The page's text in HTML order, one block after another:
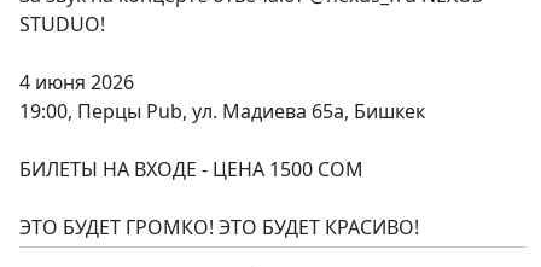
STUDUO!
4 июня 2026
19:00, Перцы Pub, ул. Мадиева 65а, Бишкек
БИЛЕТЫ НА ВХОДЕ - ЦЕНА 1500 СОМ
ЭТО БУДЕТ ГРОМКО! ЭТО БУДЕТ КРАСИВО!